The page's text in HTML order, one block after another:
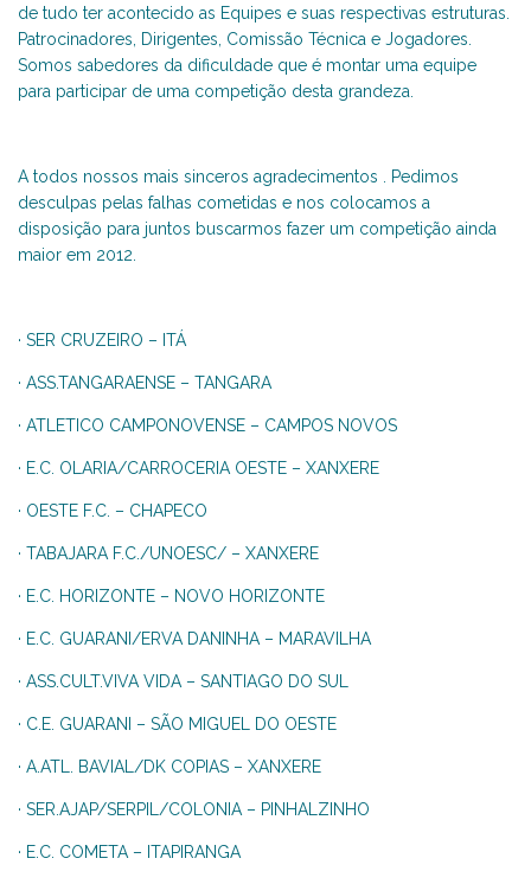
de tudo ter acontecido as Equipes e suas respectivas estruturas.
Patrocinadores, Dirigentes, Comissão Técnica e Jogadores.
Somos sabedores da dificuldade que é montar uma equipe
para participar de uma competição desta grandeza.
A todos nossos mais sinceros agradecimentos . Pedimos
desculpas pelas falhas cometidas e nos colocamos a
disposição para juntos buscarmos fazer um competição ainda
maior em 2012.
· SER CRUZEIRO – ITÁ
· ASS.TANGARAENSE – TANGARA
· ATLETICO CAMPONOVENSE – CAMPOS NOVOS
· E.C. OLARIA/CARROCERIA OESTE – XANXERE
· OESTE F.C. – CHAPECO
· TABAJARA F.C./UNOESC/ – XANXERE
· E.C. HORIZONTE – NOVO HORIZONTE
· E.C. GUARANI/ERVA DANINHA – MARAVILHA
· ASS.CULT.VIVA VIDA – SANTIAGO DO SUL
· C.E. GUARANI – SÃO MIGUEL DO OESTE
· A.ATL. BAVIAL/DK COPIAS – XANXERE
· SER.AJAP/SERPIL/COLONIA – PINHALZINHO
· E.C. COMETA – ITAPIRANGA